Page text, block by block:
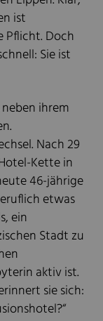
ist
Pflicht. Doch
Sie ist
ihrem
Nach 29
Kette in
46-jährige
etwas
ein
Stadt zu
aktiv ist.
sie sich: